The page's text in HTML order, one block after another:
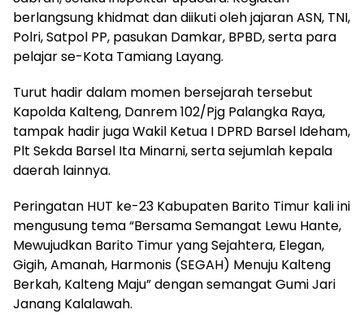
berlangsung khidmat dan diikuti oleh jajaran ASN, TNI,
Polri, Satpol PP, pasukan Damkar, BPBD, serta para
pelajar se-Kota Tamiang Layang.
Turut hadir dalam momen bersejarah tersebut
Kapolda Kalteng, Danrem 102/Pjg Palangka Raya,
tampak hadir juga Wakil Ketua I DPRD Barsel Ideham,
Plt Sekda Barsel Ita Minarni, serta sejumlah kepala
daerah lainnya.
Peringatan HUT ke-23 Kabupaten Barito Timur kali ini
mengusung tema “Bersama Semangat Lewu Hante,
Mewujudkan Barito Timur yang Sejahtera, Elegan,
Gigih, Amanah, Harmonis (SEGAH) Menuju Kalteng
Berkah, Kalteng Maju” dengan semangat Gumi Jari
Janang Kalalawah.